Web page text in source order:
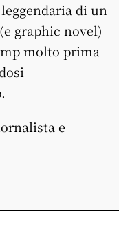
di un
graphic novel)
molto prima
e